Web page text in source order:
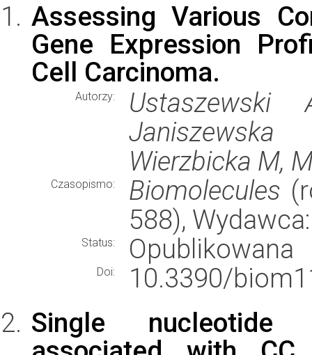
Assessing Various
Gene Expression
Cell Carcinoma.
Autorzy:
Ustaszewski
Wierzbicka M,
Czasopismo: Biomolecules
588),
Status: Opublikowana
Doi:
10.3390/
Single nucleotide